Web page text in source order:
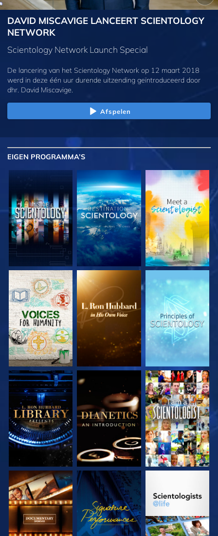
DAVID MISCAVIGE LANCEERT SCIENTOLOGY
NETWORK
Scientology Network Launch Special
De lancering van het Scientology Network op 12 maart 2018
werd in deze één uur durende uitzending geïntroduceerd door
dhr. David Miscavige.
Afspelen
EIGEN PROGRAMMA’S
VERKEN DE SERIE VERKEN DE SERIE VERKEN DE SERIE
VERKEN DE SERIE VERKEN DE SERIE KIJK
VERKEN DE SERIE KIJK VERKEN DE SERIE